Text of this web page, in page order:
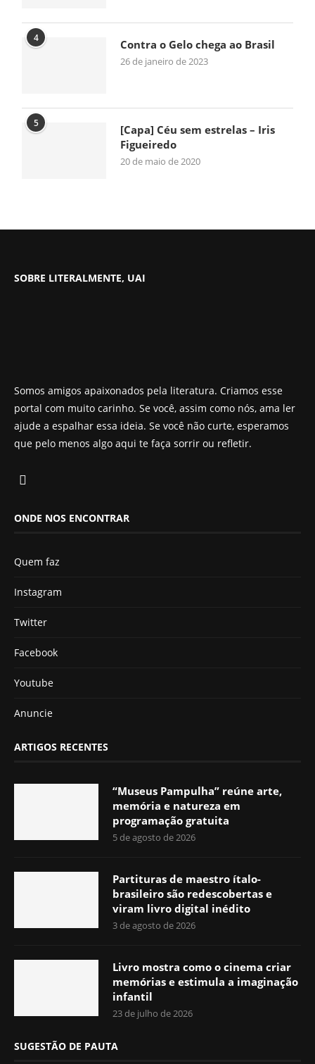
4 Contra o Gelo chega ao Brasil
26 de janeiro de 2023
5
[Capa] Céu sem estrelas – Iris
Figueiredo
20 de maio de 2020
SOBRE LITERALMENTE, UAI
Somos amigos apaixonados pela literatura. Criamos esse
portal com muito carinho. Se você, assim como nós, ama ler
ajude a espalhar essa ideia. Se você não curte, esperamos
que pelo menos algo aqui te faça sorrir ou refletir.
ONDE NOS ENCONTRAR
Quem faz
Instagram
Twitter
Facebook
Youtube
Anuncie
ARTIGOS RECENTES
“Museus Pampulha” reúne arte,
memória e natureza em
programação gratuita
5 de agosto de 2026
Partituras de maestro ítalo-
brasileiro são redescobertas e
viram livro digital inédito
3 de agosto de 2026
Livro mostra como o cinema criar
memórias e estimula a imaginação
infantil
23 de julho de 2026
SUGESTÃO DE PAUTA